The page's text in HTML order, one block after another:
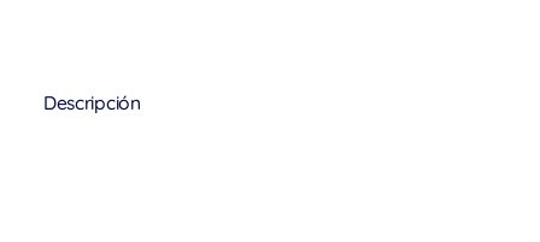
Descripción